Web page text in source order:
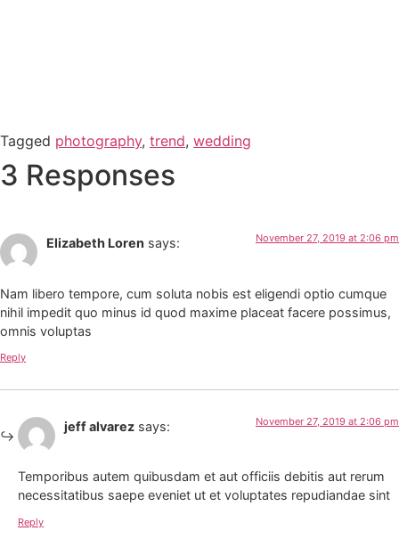
Tagged photography, trend, wedding
3 Responses
Elizabeth Loren says: November 27, 2019 at 2:06 pm
Nam libero tempore, cum soluta nobis est eligendi optio cumque
nihil impedit quo minus id quod maxime placeat facere possimus,
omnis voluptas
Reply
jeff alvarez says: November 27, 2019 at 2:06 pm
Temporibus autem quibusdam et aut officiis debitis aut rerum
necessitatibus saepe eveniet ut et voluptates repudiandae sint
Reply